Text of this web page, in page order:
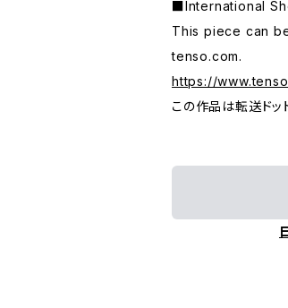
■International
This piece can
tenso.com.
https://
この作品は転送ドッ